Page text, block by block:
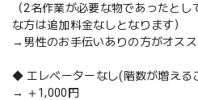
（2名作業が必要な物であったと
な方は追加料金なしとなります）
→男性のお手伝いありの方がオス
◆ エレベーターなし(階数が増える
→ ＋1,000円